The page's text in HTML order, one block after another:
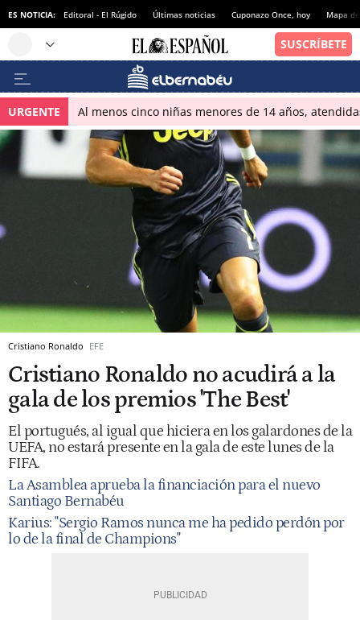
ES NOTICIA: Editoral - El Rúgido Últimas noticias Cuponazo Once, hoy Mapa
URGENTE Al menos cinco niñas menores de 14 años,
Cristiano Ronaldo EFE
Cristiano Ronaldo no acudirá a la
gala de los premios 'The Best'
El portugués, al igual que hiciera en los galardones de la
UEFA, no estará presente en la gala de este lunes de la
FIFA.
La Asamblea aprueba la financiación para el nuevo
Santiago Bernabéu
Karius: "Sergio Ramos nunca me ha pedido perdón por
lo de la final de Champions"